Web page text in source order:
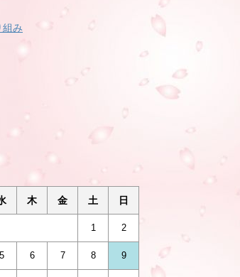
組み
木 金 土 日
1 2
5 6 7 8 9